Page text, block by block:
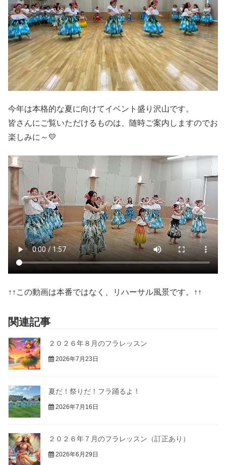
今年は本格的な夏に向けてイベント盛り沢山です。
皆さんにご覧いただけるものは、随時ご案内しますのでお
楽しみに～💛
↑↑この動画は本番ではなく、リハーサル風景です。↑↑
関連記事
２０２６年８月のフラレッスン
2026年7月23日
夏だ！祭りだ！フラ踊るよ！
2026年7月16日
２０２６年７月のフラレッスン（訂正あり）
2026年6月29日